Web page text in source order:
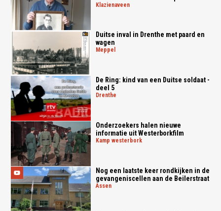
klazienaveen
Duitse inval in Drenthe met paard en
wagen
meppel
De Ring: kind van een Duitse soldaat -
deel 5
drenthe
Onderzoekers halen nieuwe
informatie uit Westerborkfilm
kamp westerbork
Nog een laatste keer rondkijken in de
gevangeniscellen aan de Beilerstraat
assen